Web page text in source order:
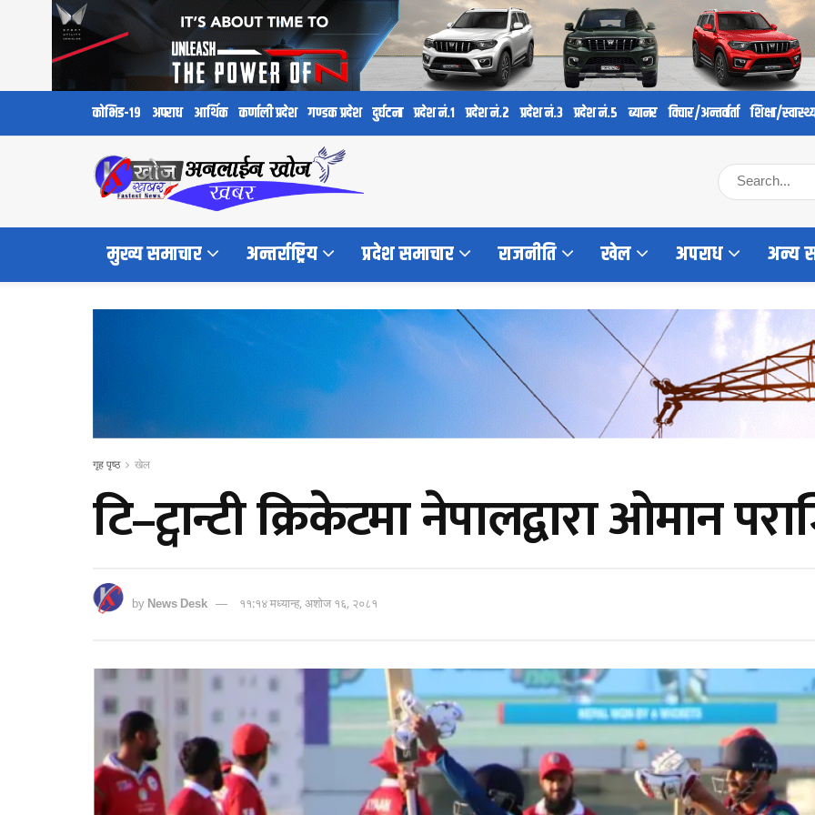
कोभिड-१९ अपराध आर्थिक कर्णाली प्रदेश गण्डक प्रदेश दुर्घटना प्रदेश नं.१ प्रदेश नं.२ प्रदेश नं.३ प्रदेश नं.५ ब्यानर विचार/अन्तर्वार्ता शिक्षा/
मुख्य समाचार अन्तर्राष्ट्रिय प्रदेश समाचार राजनीति खेल अपराध अन्य
गृह पृष्ठ खेल
टि–ट्वान्टी क्रिकेटमा नेपालद्वारा ओमान
byNews Desk ११:१४ मध्यान्ह, अशोज १६, २०८१